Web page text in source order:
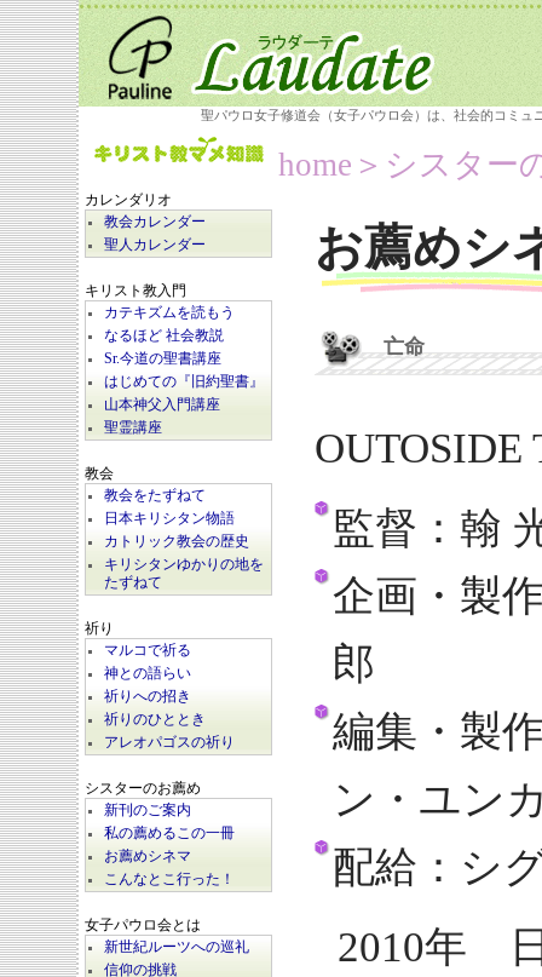
聖パウロ女子修道会（女子パウロ会）は、社会的コミ
カレンダリオ
教会カレンダー
聖人カレンダー
キリスト教入門
カテキズムを読もう
なるほど 社会教説
Sr.今道の聖書講座
はじめての『旧約聖書』
山本神父入門講座
聖霊講座
教会
教会をたずねて
日本キリシタン物語
カトリック教会の歴史
キリシタンゆかりの地を
たずねて
祈り
マルコで祈る
神との語らい
祈りへの招き
祈りのひととき
アレオパゴスの祈り
シスターのお薦め
新刊のご案内
私の薦めるこの一冊
お薦めシネマ
こんなとこ行った！
女子パウロ会とは
新世紀ルーツへの巡礼
信仰の挑戦
home ＞シスター
お薦めシ
亡命
OUTOSIDE
監督：翰
企画・製
郎
編集・製
ン・ユン
配給：シ
2010年